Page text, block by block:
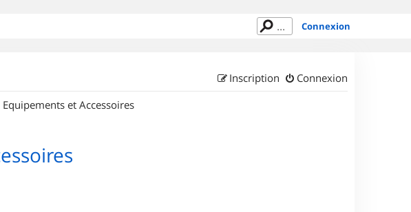
Connexion
Connexion
Inscription
Equipements et Accessoires